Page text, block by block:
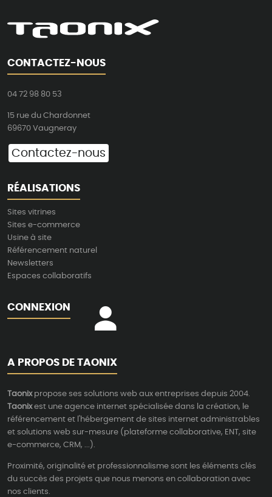
CONTACTEZ-NOUS
04 72 98 80 53
15 rue du Chardonnet
69670 Vaugneray
Contactez-nous
RÉALISATIONS
Sites vitrines
Sites e-commerce
Usine à site
Référencement naturel
Newsletters
Espaces collaboratifs
CONNEXION
A PROPOS DE TAONIX
Taonixpropose ses solutions web aux entreprises depuis 2004.
Taonixest une agence internet spécialisée dans la création, le
référencement et l'hébergement de sites internet administrables
et solutions web sur-mesure (plateforme collaborative, ENT, site
e-commerce, CRM, ...).
Proximité, originalité et professionnalisme sont les éléments clés
du succès des projets que nous menons en collaboration avec
nos clients.